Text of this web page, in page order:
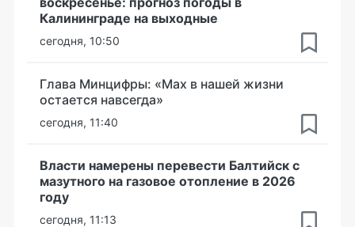
Калининграде на выходные
сегодня, 10:50
Глава Минцифры: «Мах в нашей жизни
остается навсегда»
сегодня, 11:40
Власти намерены перевести Балтийск с
мазутного на газовое отопление в 2026
году
сегодня, 11:13